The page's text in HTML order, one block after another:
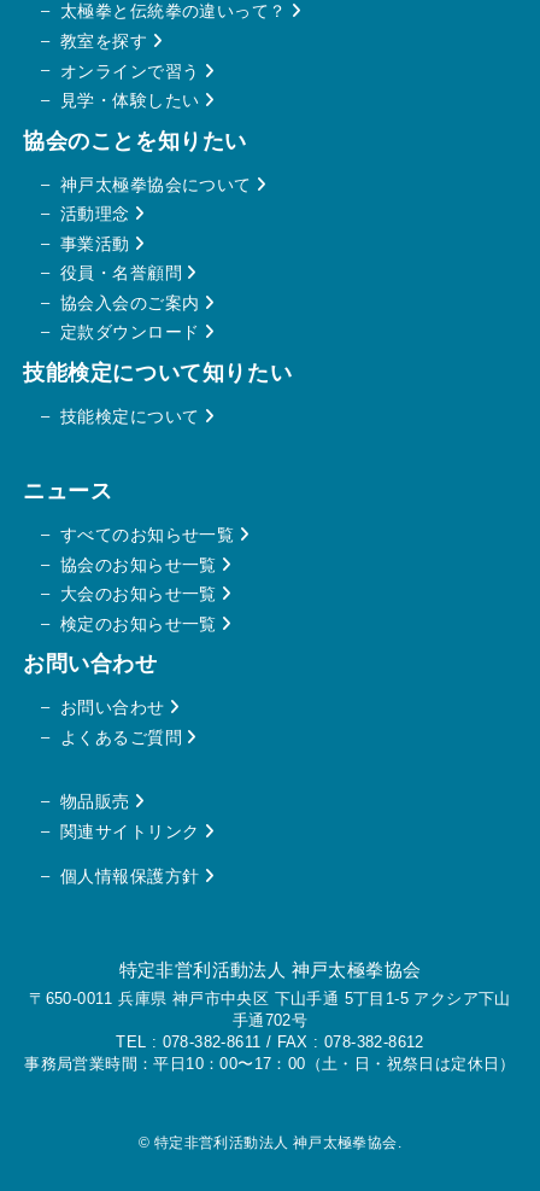
太極拳と伝統拳の違いって？
教室を探す
オンラインで習う
見学・体験したい
協会のことを知りたい
神戸太極拳協会について
活動理念
事業活動
役員・名誉顧問
協会 入会のご案内
定款ダウンロード
技能検定について知りたい
技能検定について
ニュース
すべてのお知らせ一覧
協会のお知らせ一覧
大会のお知らせ一覧
検定のお知らせ一覧
お問い合わせ
お問い合わせ
よくあるご質問
物品販売
関連サイトリンク
個人情報保護方針
特定非営利活動法人 神戸太極拳協会
〒650-0011 兵庫県 神戸市中央区 下山手通 5丁目1-5 アクシア下山
手通702号
TEL : 078-382-8611 / FAX : 078-382-8612
事務局営業時間：平日10：00〜17：00（土・日・祝祭日は定休日）
© 特定非営利活動法人 神戸太極拳協会.